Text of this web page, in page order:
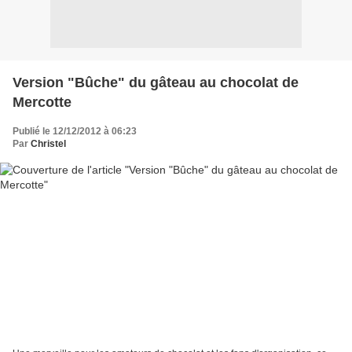
Version "Bûche" du gâteau au chocolat de
Mercotte
Publié le 12/12/2012 à 06:23
Par Christel